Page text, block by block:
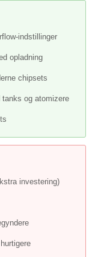
indstillinger
opladning
chipsets
tanks og atomizere
investering)